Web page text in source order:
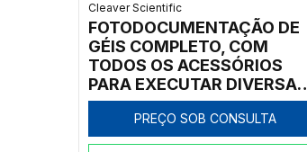
Cleaver Scientific
FOTODOCUMENTAÇÃO DE
GÉIS COMPLETO, COM
TODOS OS ACESSÓRIOS
PARA EXECUTAR DIVERSAS
TÉCNICAS - MODELO
CHEMIPROXS-9-E60-IC
PREÇO SOB CONSULTA